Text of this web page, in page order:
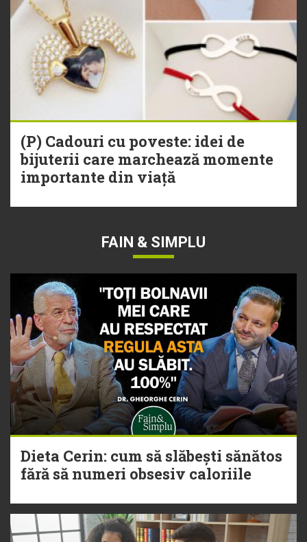
(P) Cadouri cu poveste: idei de
bijuterii care marchează momente
importante din viață
FAIN & SIMPLU
Dieta Cerin: cum să slăbești sănătos
fără să numeri obsesiv caloriile